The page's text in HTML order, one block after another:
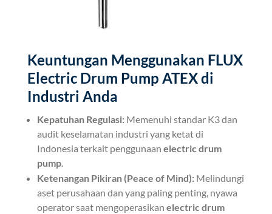
Keuntungan Menggunakan FLUX
Electric Drum Pump ATEX di
Industri Anda
Kepatuhan Regulasi:Memenuhi standar K3 dan
audit keselamatan industri yang ketat di
Indonesia terkait penggunaan electric drum
pump.
Ketenangan Pikiran (Peace of Mind):Melindungi
aset perusahaan dan yang paling penting, nyawa
operator saat mengoperasikan electric drum